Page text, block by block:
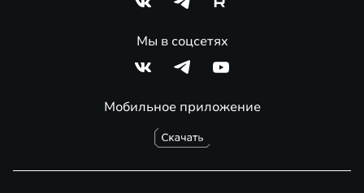
Мобильное приложение
Мы в соцсетях